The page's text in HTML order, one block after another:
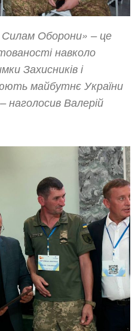
Силам Оборони» – це
навколо
Захисників і
майбутнє України
наголосив Валерій